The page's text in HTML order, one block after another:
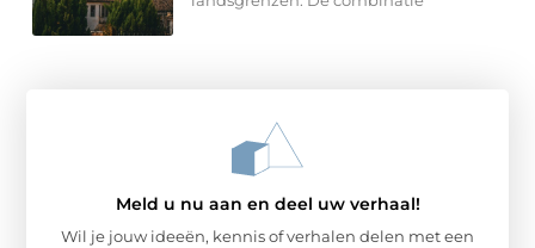
Meld u nu aan en deel uw verhaal!
Wil je jouw ideeën, kennis of verhalen delen met een